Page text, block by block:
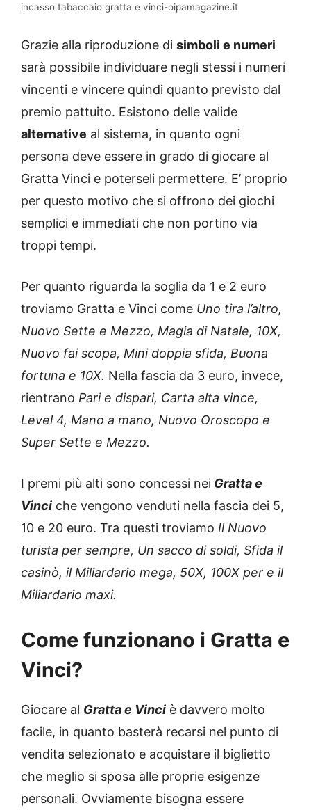
incasso tabaccaio gratta e vinci-oipamagazine.it
Grazie alla riproduzione di simboli e numeri
sarà possibile individuare negli stessi i numeri
vincenti e vincere quindi quanto previsto dal
premio pattuito. Esistono delle valide
alternative al sistema, in quanto ogni
persona deve essere in grado di giocare al
Gratta Vinci e poterseli permettere. E’ proprio
per questo motivo che si offrono dei giochi
semplici e immediati che non portino via
troppi tempi.
Per quanto riguarda la soglia da 1 e 2 euro
troviamo Gratta e Vinci come Uno tira l’altro,
Nuovo Sette e Mezzo, Magia di Natale, 10X,
Nuovo fai scopa, Mini doppia sfida, Buona
fortuna e 10X. Nella fascia da 3 euro, invece,
rientrano Pari e dispari, Carta alta vince,
Level 4, Mano a mano, Nuovo Oroscopo e
Super Sette e Mezzo.
I premi più alti sono concessi nei Gratta e
Vinci che vengono venduti nella fascia dei 5,
10 e 20 euro. Tra questi troviamo Il Nuovo
turista per sempre, Un sacco di soldi, Sfida il
casinò, il Miliardario mega, 50X, 100X per e il
Miliardario maxi.
Come funzionano i Gratta e
Vinci?
Giocare al Gratta e Vinci è davvero molto
facile, in quanto basterà recarsi nel punto di
vendita selezionato e acquistare il biglietto
che meglio si sposa alle proprie esigenze
personali. Ovviamente bisogna essere